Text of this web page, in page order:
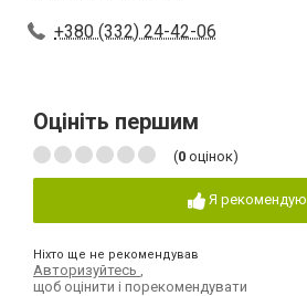
+380 (332) 24-42-06
Оцініть першим
(0 оцінок)
Я рекомендую
Ніхто ще не рекомендував
Авторизуйтесь
щоб оцінити і порекомендувати